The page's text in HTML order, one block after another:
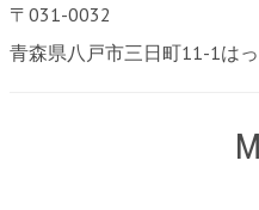
〒031-0032
青森県八戸市三日町11-1は